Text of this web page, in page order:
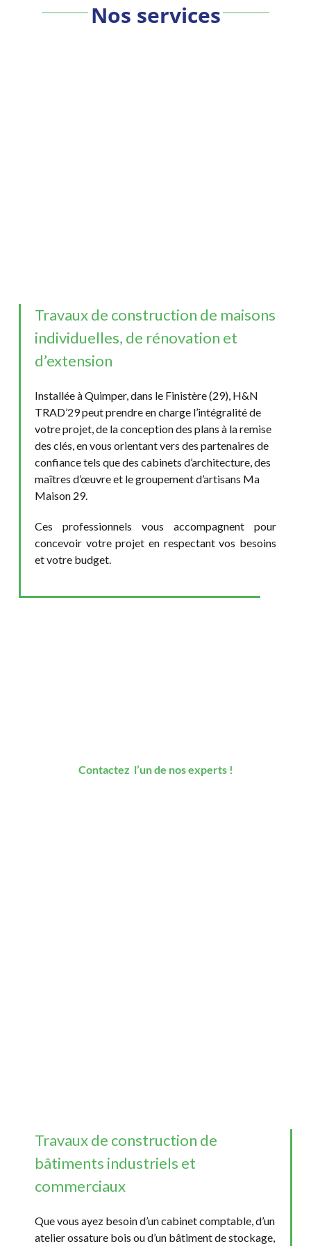
Nos services
Travaux de construction de maisons
individuelles, de rénovation et
d’extension
Installée à Quimper, dans le Finistère (29), H&N
TRAD’29 peut prendre en charge l’intégralité de
votre projet, de la conception des plans à la remise
des clés, en vous orientant vers des partenaires de
confiance tels que des cabinets d’architecture, des
maîtres d’œuvre et le groupement d’artisans Ma
Maison 29.
Ces professionnels vous accompagnent pour
concevoir votre projet en respectant vos besoins
et votre budget.
Contactez l’un de nos experts !
Travaux de construction de
bâtiments industriels et
commerciaux
Que vous ayez besoin d’un cabinet comptable, d’un
atelier ossature bois ou d’un bâtiment de stockage,